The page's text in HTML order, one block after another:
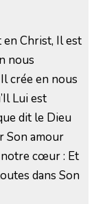
Christ, Il est
nous
crée en nous
Lui est
dit le Dieu
Son amour
cœur : Et
dans Son